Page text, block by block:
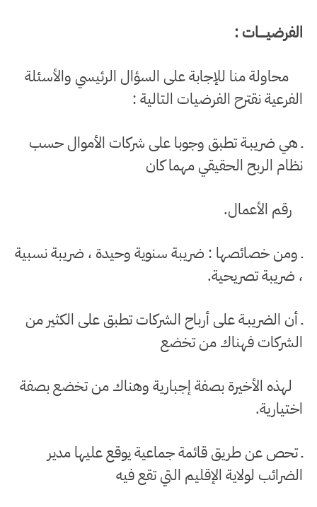
الفرضيـــــات :
محاولة منا للإجابة على السؤال الرئيسي والأسئلة
الفرعية نقترح الفرضيات التالية :
ـ هي ضريبـة تطبق وجوبا على شركات الأموال حسب
نظام الربح الحقيقي مهما كان
رقم الأعمال.
ـ ومن خصائصها : ضريبة سنوية وحيدة ، ضريبة نسبية
، ضريبة تصريحية.
ـ أن الضريبـة على أرباح الشركات تطبق على الكثير من
الشركات فهناك من تخضع
لهذه الأخيرة بصفة إجبارية وهناك من تخضع بصفة
اختيارية.
ـ تحص عن طريق قائمة جماعية يوقع عليها مدير
الضرائب لولاية الإقليم التي تقع فيه